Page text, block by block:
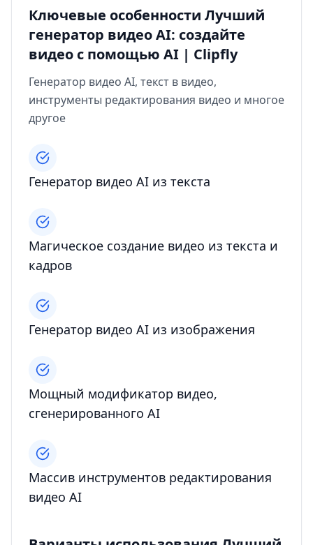
Ключевые особенности Лучший
генератор видео AI: создайте
видео с помощью AI | Clipfly
Генератор видео AI, текст в видео,
инструменты редактирования видео и многое
другое
Генератор видео AI из текста
Магическое создание видео из текста и
кадров
Генератор видео AI из изображения
Мощный модификатор видео,
сгенерированного AI
Массив инструментов редактирования
видео AI